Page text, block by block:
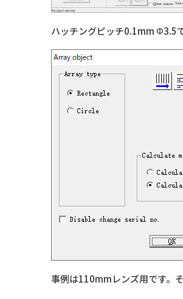
ハッチングピッチ0.1mm Φ3.5
事例は110mmレンズ用です。